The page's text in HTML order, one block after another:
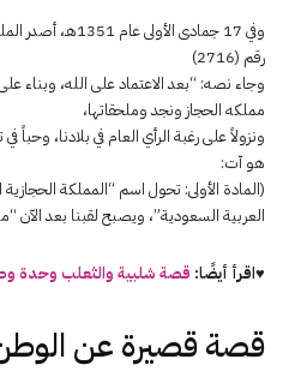
وفي 17 جمادى
رقم (2716)
وجاء نصه: “بعد الاعتماد على الله، وبناء
مملكه الحجاز ونجد وملحقاتها،
ونزولاً على رغبة الرأي العام في بلادنا، وحباً
هو آت:
(المادة الأولى: تحول اسم “المملكة
العربية السعودية”، ويصبح لقبنا بعد الآن
♥اقرأ أيضًا: قصة شلبية والثعلب وحدة
قصة قصيرة عن